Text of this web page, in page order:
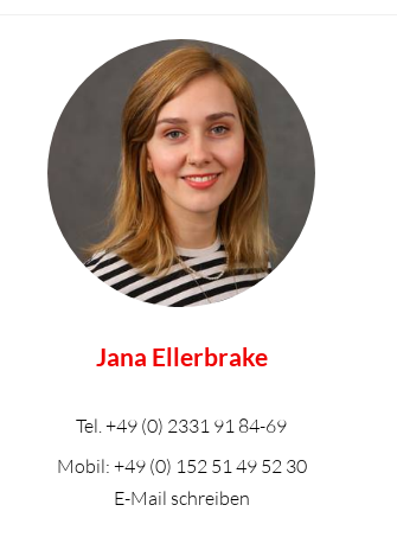
Jana Ellerbrake
Tel. +49 (0) 2331 91 84-69
Mobil: +49 (0) 152 51 49 52 30
E-Mail schreiben